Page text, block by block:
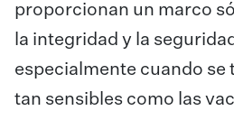
proporcionan un marco
la integridad y la
especialmente cuando
tan sensibles como las